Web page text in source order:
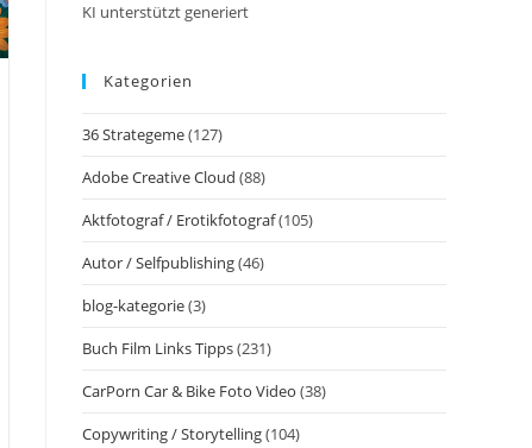
KI unterstützt generiert
Kategorien
36 Strategeme(127)
Adobe Creative Cloud (88)
Aktfotograf / Erotikfotograf(105)
Autor / Selfpublishing(46)
blog-kategorie(3)
Buch Film Links Tipps(231)
CarPorn Car & Bike Foto Video (38)
Copywriting / Storytelling(104)